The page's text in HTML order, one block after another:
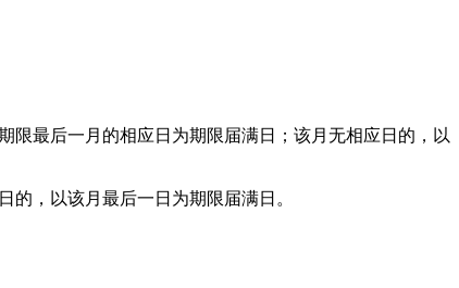
最后一月的相应日为期限届满日；该月无相应日的，以
，以该月最后一日为期限届满日。